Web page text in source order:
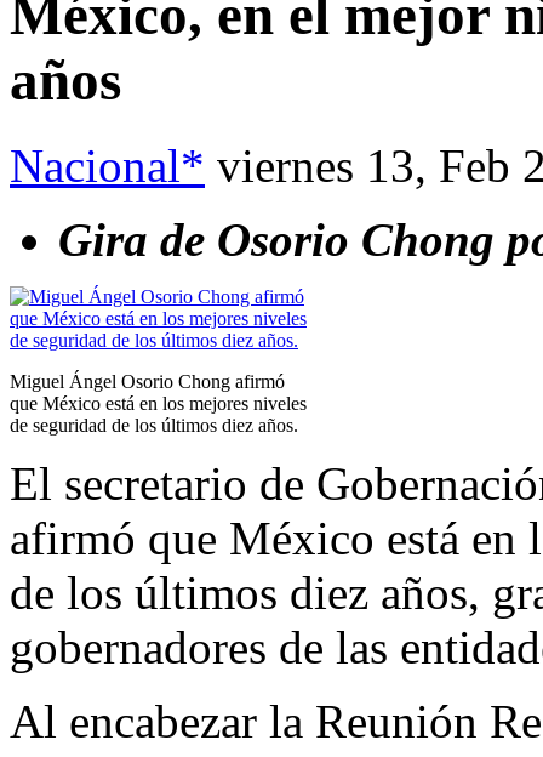
México, en el mejor
años
Nacional* viernes 13, Feb
Gira de Osorio Chong
Miguel Ángel Osorio Chong afirmó
que México está en los mejores niveles
de seguridad de los últimos diez años.
El secretario de
afirmó que México está en
de los últimos diez años,
gobernadores de las
Al encabezar la Reunión